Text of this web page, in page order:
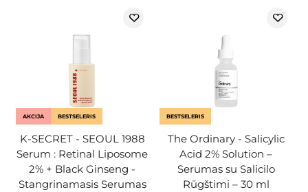
AKCIJA BESTSELERIS
K-SECRET - SEOUL 1988
Serum : Retinal Liposome
2% + Black Ginseng -
Stangrinamasis Serumas
BESTSELERIS
The Ordinary - Salicylic
Acid 2% Solution –
Serumas su Salicilo
Rūgštimi – 30 ml